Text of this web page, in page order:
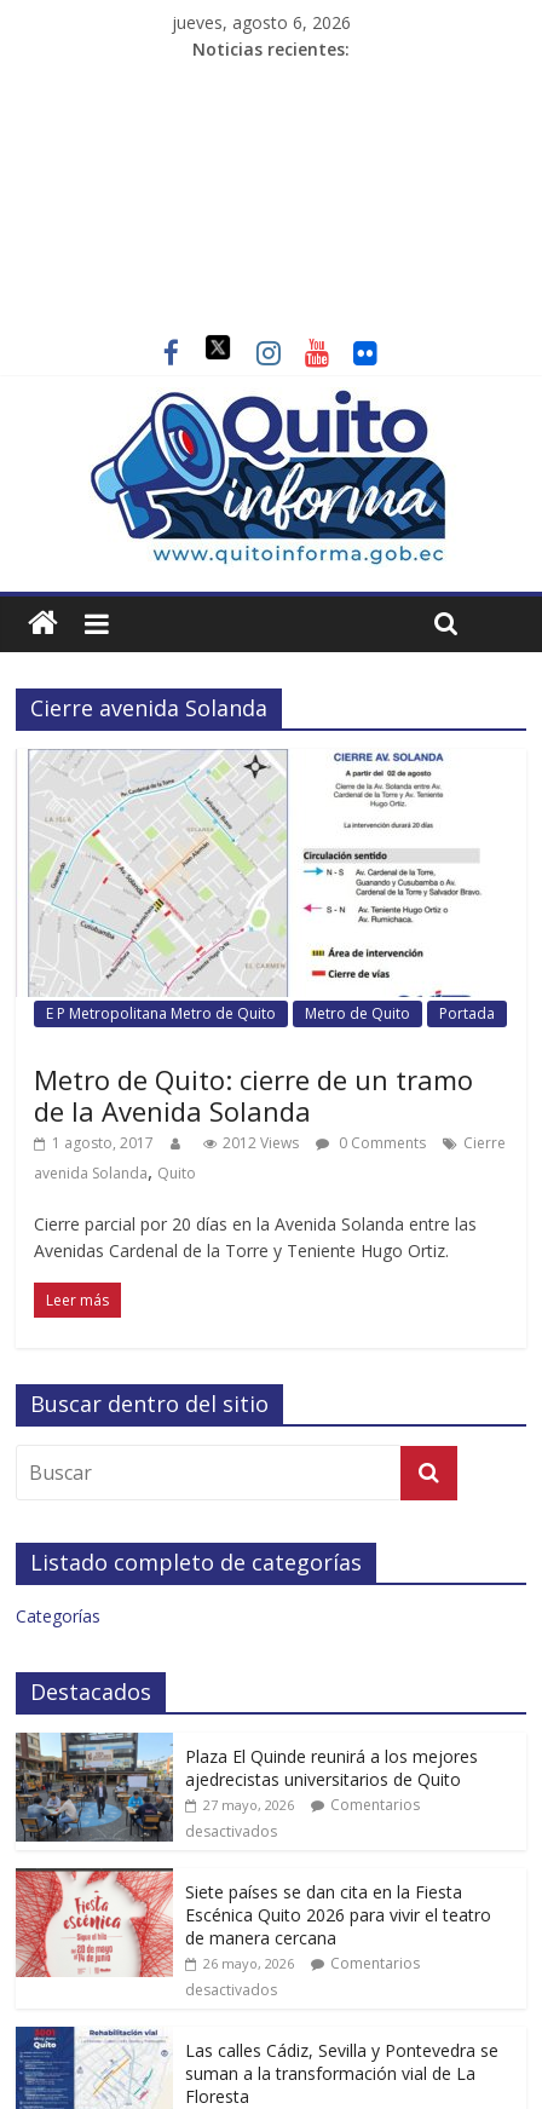
jueves, agosto 6, 2026
Noticias recientes:
Cierre avenida Solanda
E P Metropolitana Metro de Quito Metro de Quito Portada
Metro de Quito: cierre de un tramo
de la Avenida Solanda
1 agosto, 2017 2012 Views 0 Comments
Cierre
avenida Solanda, Quito
Cierre parcial por 20 días en la Avenida Solanda entre las
Avenidas Cardenal de la Torre y Teniente Hugo Ortiz.
Leer más
Buscar dentro del sitio
Listado completo de categorías
Categorías
Destacados
Plaza El Quinde reunirá a los mejores
ajedrecistas universitarios de Quito
27 mayo, 2026
Comentarios
desactivados
Siete países se dan cita en la Fiesta
Escénica Quito 2026 para vivir el teatro
de manera cercana
26 mayo, 2026
Comentarios
desactivados
Las calles Cádiz, Sevilla y Pontevedra se
suman a la transformación vial de La
Floresta